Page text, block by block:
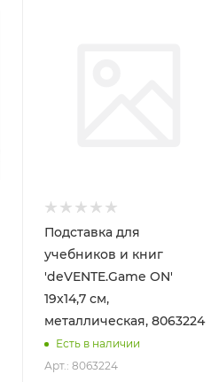
Подставка для
учебников и книг
'deVENTE.Game ON'
19x14,7 см,
металлическая, 8063224
Есть в наличии
Арт.: 8063224